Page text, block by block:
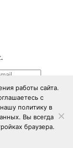
работы сайта.
с
политику в
Вы всегда
браузера.
с политикой в